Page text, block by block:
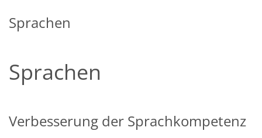
Sprachen
Sprachen
Verbesserung der Sprachkompetenz